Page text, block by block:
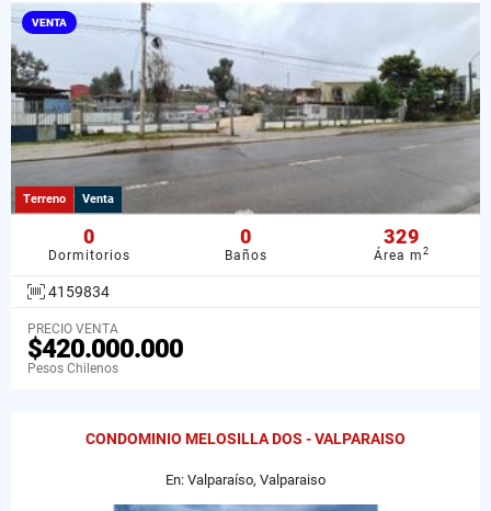
VENTA
Terreno Venta
0
Dormitorios
0
Baños
329
Área m2
4159834
PRECIO VENTA
$420.000.000
Pesos Chilenos
CONDOMINIO MELOSILLA DOS - VALPARAISO
En: Valparaíso, Valparaiso